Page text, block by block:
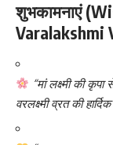
शुभकामनाएं
Varalakshmi
“मां लक्ष्मी की
वरलक्ष्मी व्रत की